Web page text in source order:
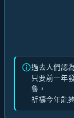
過去人們認
只要前一年
魯，
祈禱今年能